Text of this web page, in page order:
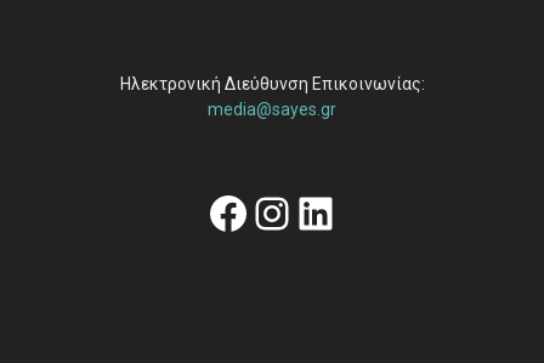
Ηλεκτρονική Διεύθυνση Επικοινωνίας:
media@sayes.gr
Facebook
Instagram
Linkedin